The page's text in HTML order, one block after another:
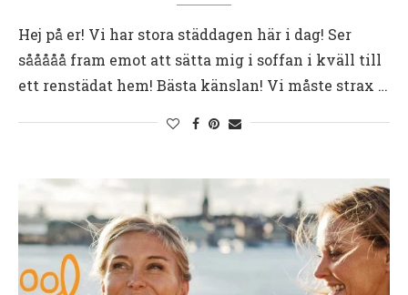
Hej på er! Vi har stora städdagen här i dag! Ser
sååååå fram emot att sätta mig i soffan i kväll till
ett renstädat hem! Bästa känslan! Vi måste strax …